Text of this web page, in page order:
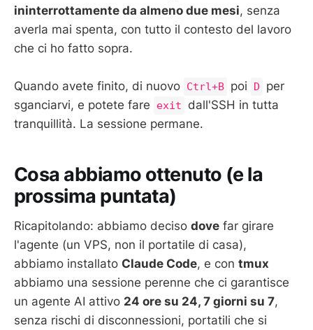
ininterrottamente da almeno due mesi, senza
averla mai spenta, con tutto il contesto del lavoro
che ci ho fatto sopra.
Quando avete finito, di nuovo Ctrl+B poi D
per
sganciarvi, e potete fare
exit
dall'SSH in tutta
tranquillità. La sessione permane.
Cosa abbiamo ottenuto (e la
prossima puntata)
Ricapitolando: abbiamo deciso dove far girare
l'agente (un VPS, non il portatile di casa),
abbiamo installato Claude Code, e con tmux
abbiamo una sessione perenne che ci garantisce
un agente AI attivo 24 ore su 24, 7 giorni su 7,
senza rischi di disconnessioni, portatili che si